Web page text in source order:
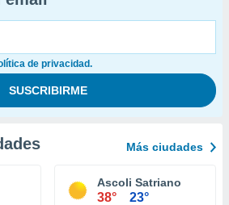
de privacidad.
Más ciudades
Ascoli Satriano
38° 23°